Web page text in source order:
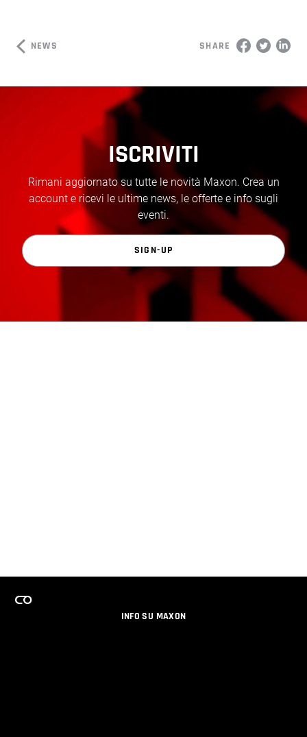
NEWS SHARE
ISCRIVITI
Rimani aggiornato su tutte le novità Maxon. Crea un
account e ricevi le ultime news, le offerte e info sugli
eventi.
SIGN-UP
INFO SU MAXON